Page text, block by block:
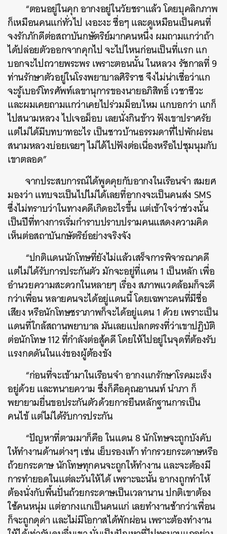
“ตอนอยู่ในคุก อากงอยู่ในวัยชราแล้ว โดยบุคลิกภาพ
ก็เหมือนคนแก่ทั่วไป เงอะงะ ซื่อๆ และดูเหมือนเป็นคนที่
จงรักภักดีต่อสถาบันกษัตริย์มากคนหนึ่ง ผมถามแกว่าถ้า
ได้ปล่อยตัวออกจากคุกไป จะไปไหนก่อนเป็นที่แรก แก
บอกจะไปถวายพระพร เพราะตอนนั้น ในหลวง รัชกาลที่ 9
ท่านรักษาตัวอยู่ในโรงพยาบาลศิริราช จึงไม่น่าเชื่อว่าแก
จะรู้เบอร์โทรศัพท์เลขานุการของนายอภิสิทธิ์ เวชาชีวะ
และผมเคยถามแกว่าเคยไปร่วมม็อบไหม แกบอกว่า แกก็
ไปสนามหลวง ไปเจอม็อบ เลยนั่งกินข้าว ฟังเขาปราศรัย
แต่ไม่ได้มีบทบาทอะไร เป็นชาวบ้านธรรมดาที่ไปพักผ่อน
สนามหลวงบ่อยเฉยๆ ไม่ได้ไปฟังต่อเนื่องหรือไปชุมนุมกับ
เขาตลอด”
จากประสบการณ์ได้พูดคุยกับอากงในเรือนจำ สมยศ
มองว่า แทบจะเป็นไปไม่ได้เลยที่อากงจะเป็นคนส่ง SMS
ซึ่งไม่ทราบว่าในทางคดีเกิดอะไรขึ้น แต่เข้าใจว่าช่วงนั้น
เป็นปีที่ทางการเริ่มกำราบปราบปรามคนแสดงความคิด
เห็นต่อสถาบันกษัตริย์อย่างจริงจัง
“ปกติแดนนักโทษที่ยังไม่แล้วเสร็จการพิจารณาคดี
แต่ไม่ได้รับการประกันตัว มักจะอยู่ที่แดน 1 เป็นหลัก เพื่อ
อำนวยความสะดวกในหลายๆ เรื่อง สภาพแวดล้อมก็จะดี
กว่าเพื่อน หลายคนจะได้อยู่แดนนี้ โดยเฉพาะคนที่มีชื่อ
เสียง หรือนักโทษชราภาพก็จะได้อยู่แดน 1 ด้วย เพราะเป็น
แดนที่ใกล้สถานพยาบาล มันเลยแปลกตรงที่ว่าเขาปฏิบัติ
ต่อนักโทษ 112 ที่กำลังต่อสู้คดี โดยให้ไปอยู่ในจุดที่ต้องรับ
แรงกดดันในแง่ของผู้ต้องขัง
“ก่อนที่จะเข้ามาในเรือนจำ อากงแกรักษาโรคมะเร็ง
อยู่ด้วย และทนายความ ซึ่งก็คือคุณอานนท์ นำภา ก็
พยายามยื่นขอประกันตัวด้วยการยืนหลักฐานการเป็น
คนไข้ แต่ไม่ได้รับการประกัน
“ปัญหาที่ตามมาก็คือ ในแดน 8 นักโทษจะถูกบังคับ
ให้ทำงานด้านต่างๆ เช่น เย็บรองเท้า ทำกรวยกระดาษหรือ
ถ้วยกระดาษ นักโทษทุกคนจะถูกให้ทำงาน และจะต้องมี
การทำยอดในแต่ละวันให้ได้ เพราะฉะนั้น อากงถูกทำให้
ต้องนั่งกับพื้นปั่นถ้วยกระดาษเป็นเวลานาน ปกติเขาต้อง
ใช้คนหนุ่ม แต่อากงแกเป็นคนแก่ เลยทำงานช้ากว่าเพื่อน
ก็จะถูกดุด่า และไม่มีโอกาสได้พักผ่อน เพราะต้องทำงาน